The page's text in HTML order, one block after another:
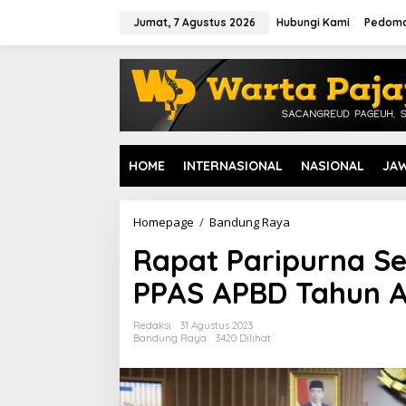
Jumat, 7 Agustus 2026 Hubungi Kami
HOME INTERNASIONAL NASIONAL
Homepage / Bandung Raya
p
a
p
u
Rapat Paripurna
PPAS APBD Tahun
Redaksi
31 Agustus 2023
Bandung Raya
3420 Dilihat